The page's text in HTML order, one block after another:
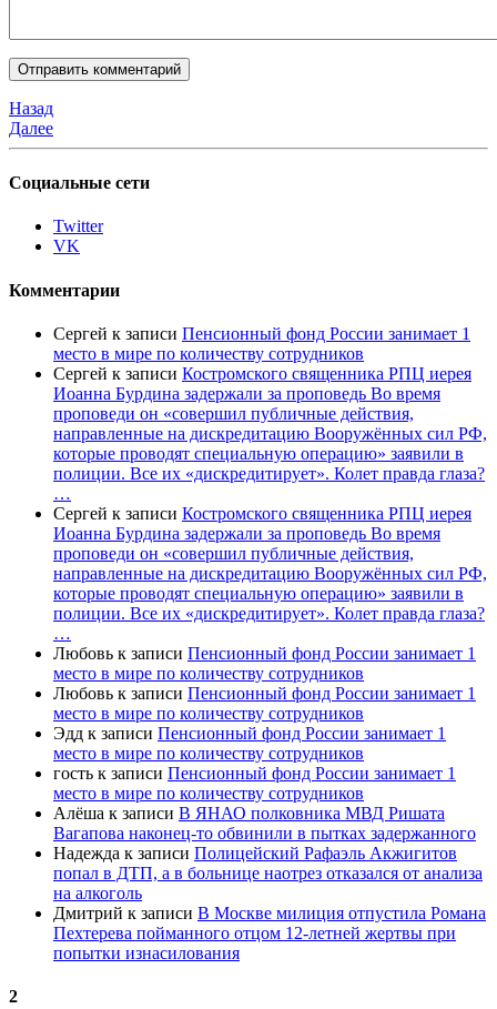
Назад
Далее
Социальные сети
Twitter
VK
Комментарии
Сергей к записи Пенсионный фонд России занимает 1
место в мире по количеству сотрудников
Сергей к записи Костромского священника РПЦ иерея
Иоанна Бурдина задержали за проповедь Во время
проповеди он «совершил публичные действия,
направленные на дискредитацию Вооружённых сил РФ,
которые проводят специальную операцию» заявили в
полиции. Все их «дискредитирует». Колет правда глаза?
…
Сергей к записи Костромского священника РПЦ иерея
Иоанна Бурдина задержали за проповедь Во время
проповеди он «совершил публичные действия,
направленные на дискредитацию Вооружённых сил РФ,
которые проводят специальную операцию» заявили в
полиции. Все их «дискредитирует». Колет правда глаза?
…
Любовь к записи Пенсионный фонд России занимает 1
место в мире по количеству сотрудников
Любовь к записи Пенсионный фонд России занимает 1
место в мире по количеству сотрудников
Эдд к записи Пенсионный фонд России занимает 1
место в мире по количеству сотрудников
гость к записи Пенсионный фонд России занимает 1
место в мире по количеству сотрудников
Алёша к записи В ЯНАО полковника МВД Ришата
Вагапова наконец-то обвинили в пытках задержанного
Надежда к записи Полицейский Рафаэль Акжигитов
попал в ДТП, а в больнице наотрез отказался от анализа
на алкоголь
Дмитрий к записи В Москве милиция отпустила Романа
Пехтерева пойманного отцом 12-летней жертвы при
попытки изнасилования
2